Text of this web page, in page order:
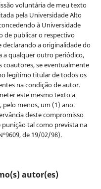
voluntária de meu texto
pela Universidade Alto
à Universidade
de publicar o respectivo
a originalidade do
a qualquer outro periódico,
coautores, se eventualmente
legítimo titular de todos os
na condição de autor.
este mesmo texto a
menos, um (1) ano.
deste compromisso
tal como prevista na
de 19/02/98).
autor(es)